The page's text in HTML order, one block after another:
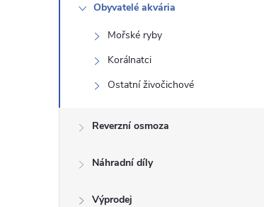
e
Obyvatelé akvária
Mořské ryby
Korálnatci
Ostatní živočichové
Reverzní osmoza
Náhradní díly
Výprodej